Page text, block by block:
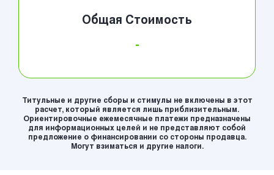
Общая Стоимость
-
Титульные и другие сборы и стимулы не включены в этот
расчет, который является лишь приблизительным.
Ориентировочные ежемесячные платежи предназначены
для информационных целей и не представляют собой
предложение о финансировании со стороны продавца.
Могут взиматься и другие налоги.